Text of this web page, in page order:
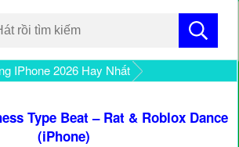
IPhone 2026 Hay Nhất
Type Beat – Rat & Roblox Dance
(iPhone)